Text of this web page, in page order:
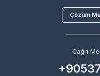
Çözüm
Çağrı